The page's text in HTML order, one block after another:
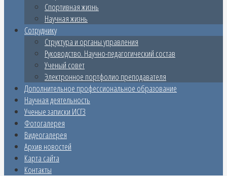
Спортивная жизнь
Научная жизнь
Сотруднику
Структура и органы управления
Руководство. Научно-педагогический состав
Ученый совет
Электронное портфолио преподавателя
Дополнительное профессиональное образование
Научная деятельность
Ученые записки ИСГЗ
Фотогалерея
Видеогалерея
Архив новостей
Карта сайта
Контакты